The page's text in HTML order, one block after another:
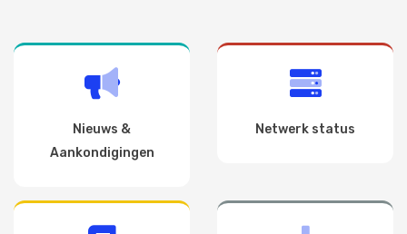
Nieuws &
Aankondigingen
Netwerk status